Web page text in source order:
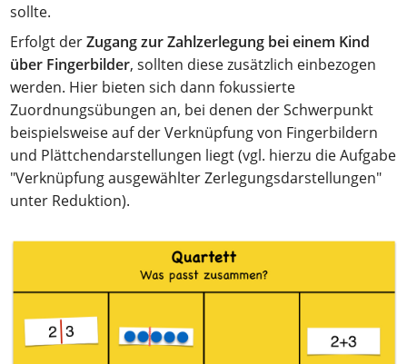
sollte.
Erfolgt derZugang zur Zahlzerlegung bei einem Kind
über Fingerbilder, sollten diese zusätzlich einbezogen
werden. Hier bieten sich dann fokussierte
Zuordnungsübungen an, bei denen der Schwerpunkt
beispielsweise auf der Verknüpfung von Fingerbildern
und Plättchendarstellungen liegt (vgl. hierzu die Aufgabe
"Verknüpfung ausgewählter Zerlegungsdarstellungen"
unter Reduktion).